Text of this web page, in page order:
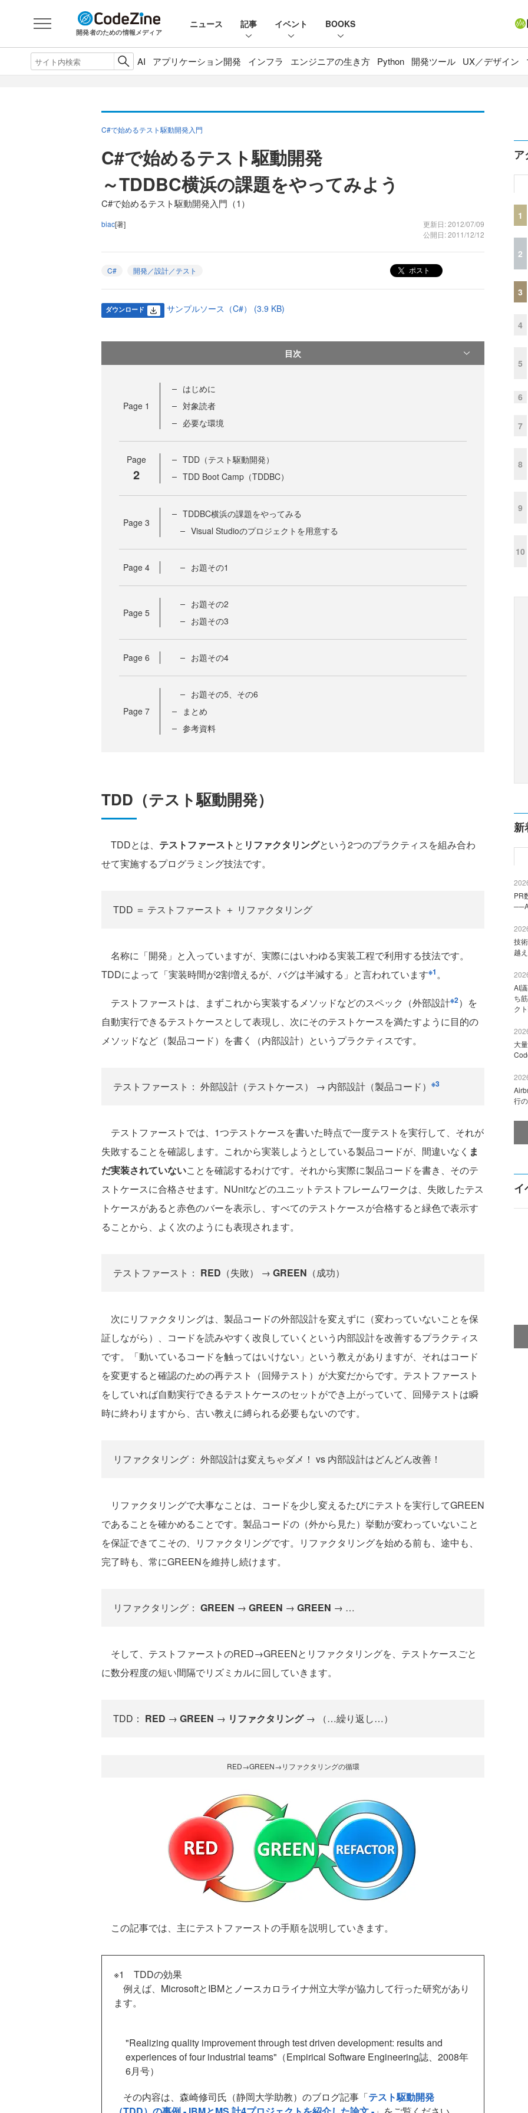
開発者のための情報メディア
ニュース 記事 イベント BOOKS
AI アプリケーション開発 インフラ エンジニアの生き方 Python 開発ツール UX／デザイン
C#で始めるテスト駆動開発入門
C#で始めるテスト駆動開発
～TDDBC横浜の課題をやってみよう
C#で始めるテスト駆動開発入門（1）
biac[著]
更新日: 2012/07/09
公開日: 2011/12/12
C# 開発／設計／テスト ポスト
ダウンロード サンプルソース（C#） (3.9 KB)
目次
Page 1
はじめに
対象読者
必要な環境
Page
2
TDD（テスト駆動開発）
TDD Boot Camp（TDDBC）
Page 3
TDDBC横浜の課題をやってみる
Visual Studioのプロジェクトを用意する
Page 4 お題その1
Page 5
お題その2
お題その3
Page 6 お題その4
Page 7
お題その5、その6
まとめ
参考資料
TDD（テスト駆動開発）
TDDとは、 テストファースト と リファクタリングという2つのプラクティスを組み合わ
せて実施するプログラミング技法です。
TDD ＝ テストファースト ＋ リファクタリング
名称に「開発」と入っていますが、実際にはいわゆる実装工程で利用する技法です。
TDDによって「実装時間が2割増えるが、バグは半減する」と言われています※1。
テストファーストは、まずこれから実装するメソッドなどのスペック（外部設計※2）を
自動実行できるテストケースとして表現し、次にそのテストケースを満たすように目的の
メソッドなど（製品コード）を書く（内部設計）というプラクティスです。
テストファースト： 外部設計（テストケース） → 内部設計（製品コード） ※3
テストファーストでは、1つテストケースを書いた時点で一度テストを実行して、それが
失敗することを確認します。これから実装しようとしている製品コードが、間違いなく ま
だ実装されていないことを確認するわけです。それから実際に製品コードを書き、そのテ
ストケースに合格させます。NUnitなどのユニットテストフレームワークは、失敗したテス
トケースがあると赤色のバーを表示し、すべてのテストケースが合格すると緑色で表示す
ることから、よく次のようにも表現されます。
テストファースト： RED （失敗） → GREEN （成功）
次にリファクタリングは、製品コードの外部設計を変えずに（変わっていないことを保
証しながら）、コードを読みやすく改良していくという内部設計を改善するプラクティス
です。「動いているコードを触ってはいけない」という教えがありますが、それはコード
を変更すると確認のための再テスト（回帰テスト）が大変だからです。テストファースト
をしていれば自動実行できるテストケースのセットができ上がっていて、回帰テストは瞬
時に終わりますから、古い教えに縛られる必要もないのです。
リファクタリング： 外部設計は変えちゃダメ！ vs 内部設計はどんどん改善！
リファクタリングで大事なことは、コードを少し変えるたびにテストを実行してGREEN
であることを確かめることです。製品コードの（外から見た）挙動が変わっていないこと
を保証できてこその、リファクタリングです。リファクタリングを始める前も、途中も、
完了時も、常にGREENを維持し続けます。
リファクタリング： GREEN → GREEN → GREEN → …
そして、テストファーストのRED→GREENとリファクタリングを、テストケースごと
に数分程度の短い間隔でリズミカルに回していきます。
TDD： RED → GREEN → リファクタリング→ （…繰り返し…）
RED→GREEN→リファクタリングの循環
この記事では、主にテストファーストの手順を説明していきます。
※1 TDDの効果
例えば、MicrosoftとIBMとノースカロライナ州立大学が協力して行った研究があり
ます。
"Realizing quality improvement through test driven development: results and
experiences of four industrial teams"（Empirical Software Engineering誌、2008年
6月号）
その内容は、森崎修司氏（静岡大学助教）のブログ記事「テスト駆動開発
ア
1
2
3
4
5
6
7
8
9
10
新
PR
技
越
AI
ち
ク
大
行
イ